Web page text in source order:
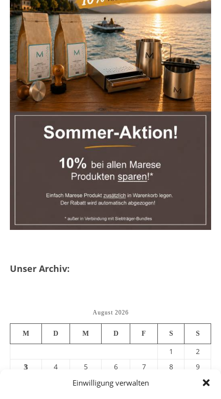
Einwilligung verwalten
Unser Archiv:
August 2026
M D M D F S S
1 2
3 4 5 6 7 8
9
12 13 14